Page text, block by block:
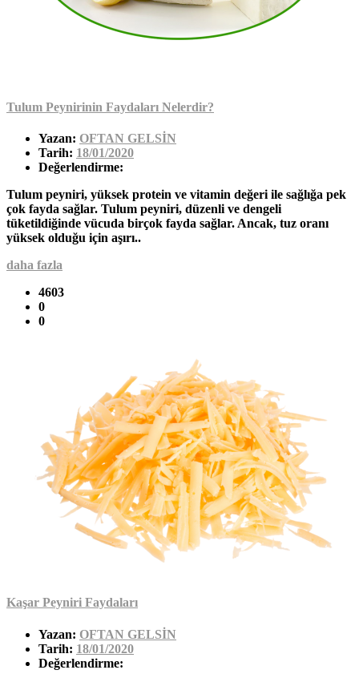
Tulum Peynirinin Faydaları Nelerdir?
Yazan: OFTAN GELSİN
Tarih: 18/01/2020
Değerlendirme:
Tulum peyniri, yüksek protein ve vitamin değeri ile sağlığa pek
çok fayda sağlar. Tulum peyniri, düzenli ve dengeli
tüketildiğinde vücuda birçok fayda sağlar. Ancak, tuz oranı
yüksek olduğu için aşırı..
daha fazla
4603
0
0
Kaşar Peyniri Faydaları
Yazan: OFTAN GELSİN
Tarih: 18/01/2020
Değerlendirme: